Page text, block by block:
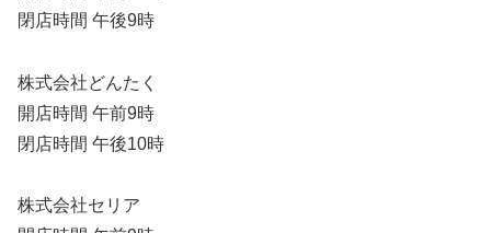
閉店時間 午後9時
株式会社どんたく
開店時間 午前9時
閉店時間 午後10時
株式会社セリア